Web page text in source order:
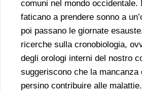
comuni nel mondo occidentale.
faticano a prendere sonno a
poi passano le giornate
ricerche sulla cronobiologia,
degli orologi interni del nostro
suggeriscono che la mancanza
persino contribuire alle